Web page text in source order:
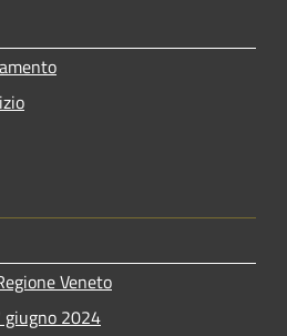
Veneto
2024